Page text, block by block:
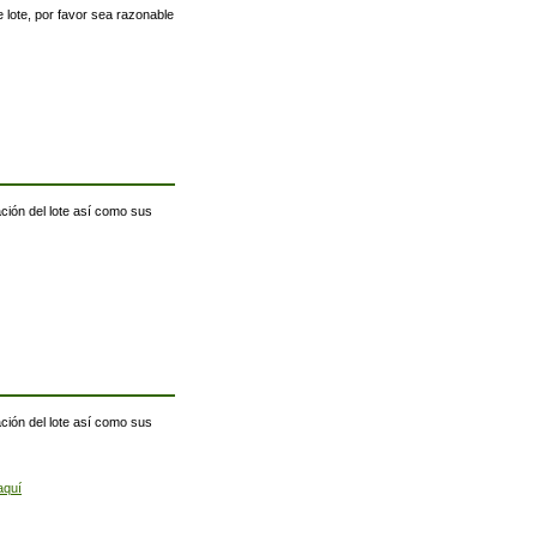
lote, por favor sea razonable
del lote así como sus
del lote así como sus